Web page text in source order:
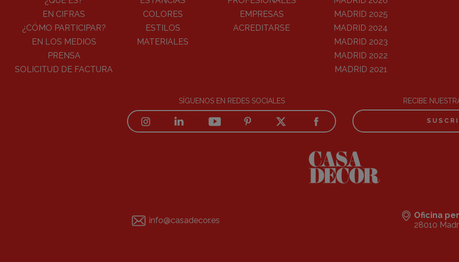
EN CIFRAS
¿CÓMO PARTICIPAR?
EN LOS MEDIOS
PRENSA
SOLICITUD DE FACTURA
COLORES
ESTILOS
MATERIALES
EMPRESAS
ACREDITARSE
MADRID 2025
MADRID 2024
MADRID 2023
MADRID 2022
MADRID 2021
SÍGUENOS EN REDES SOCIALES RECIBE
info@casadecor.es Oficina
28010